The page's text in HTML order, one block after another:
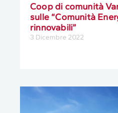
Coop di comunità
sulle “Comunità
rinnovabili”
3 Dicembre 2022